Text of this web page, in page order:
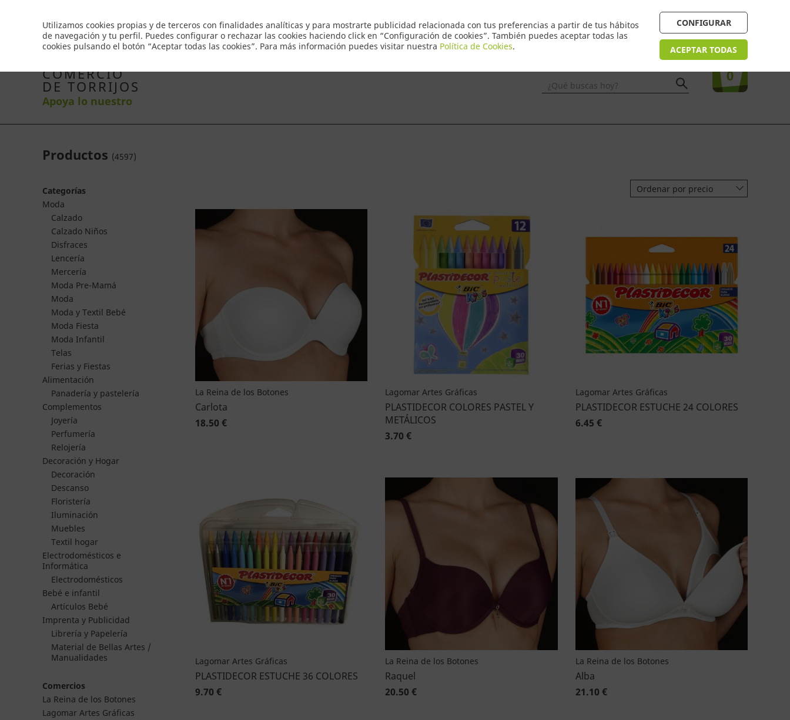
Utilizamos cookies propias y de terceros con finalidades analíticas y para mostrarte publicidad relacionada con tus preferencias a partir de tus hábitos
de navegación y tu perfil. Puedes configurar o rechazar las cookies haciendo click en “Configuración de cookies”. También puedes aceptar todas las
cookies pulsando el botón “Aceptar todas las cookies”. Para más información puedes visitar nuestra Política de Cookies.
CONFIGURAR
ACEPTAR TODAS
¿Necesitas ayuda? FAQ
Tu compra
0
Inicio Productos Comercios Ofertas Contacto
¿Qué buscas hoy?
COMERCIO
DE TORRIJOS
Apoya lo nuestro
Productos (4597)
Categorías
Moda
Calzado
Calzado Niños
Disfraces
Lencería
Mercería
Moda Pre-Mamá
Moda
Moda y Textil Bebé
Moda Fiesta
Moda Infantil
Telas
Ferias y Fiestas
Alimentación
Panadería y pastelería
Complementos
Joyería
Perfumería
Relojería
Decoración y Hogar
Decoración
Descanso
Floristería
Iluminación
Muebles
Textil hogar
Electrodomésticos e
Informática
Electrodomésticos
Bebé e infantil
Artículos Bebé
Imprenta y Publicidad
Librería y Papelería
Material de Bellas Artes /
Manualidades
Comercios
La Reina de los Botones
Lagomar Artes Gráficas
Ordenar por precio
La Reina de los Botones
Carlota
18.50 €
Lagomar Artes Gráficas
PLASTIDECOR COLORES PASTEL Y
METÁLICOS
3.70 €
Lagomar Artes Gráficas
PLASTIDECOR ESTUCHE 24 COLORES
6.45 €
Lagomar Artes Gráficas
PLASTIDECOR ESTUCHE 36 COLORES
9.70 €
La Reina de los Botones
Raquel
20.50 €
La Reina de los Botones
Alba
21.10 €